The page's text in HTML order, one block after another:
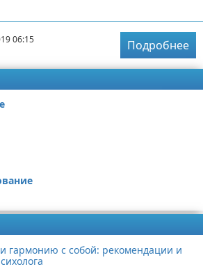
06:15
Подробнее
гармонию с собой: рекомендации и